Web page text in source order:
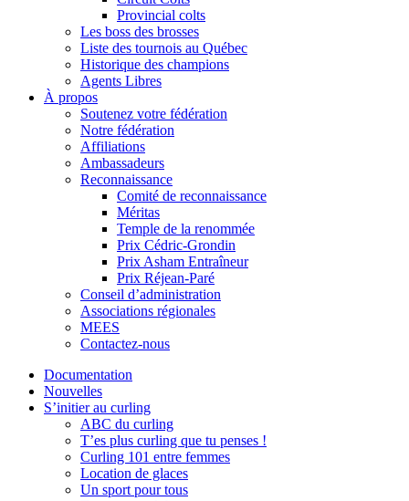
Provincial colts
Les boss des brosses
Liste des tournois au Québec
Historique des champions
Agents Libres
À propos
Soutenez votre fédération
Notre fédération
Affiliations
Ambassadeurs
Reconnaissance
Comité de reconnaissance
Méritas
Temple de la renommée
Prix Cédric-Grondin
Prix Asham Entraîneur
Prix Réjean-Paré
Conseil d’administration
Associations régionales
MEES
Contactez-nous
Documentation
Nouvelles
S’initier au curling
ABC du curling
T’es plus curling que tu penses !
Curling 101 entre femmes
Location de glaces
Un sport pour tous